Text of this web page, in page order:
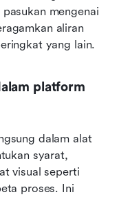
mengenai
aliran
yang lain.
platform
dalam alat
syarat,
proses. Ini